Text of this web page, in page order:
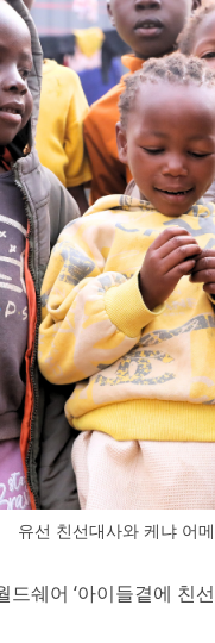
유선 친선대사와 케냐 어
드쉐어 ‘아이들곁에 친